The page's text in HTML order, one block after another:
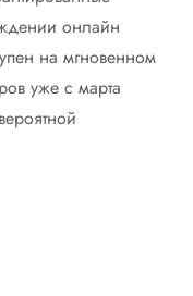
онлайн
на мгновенном
уже с марта